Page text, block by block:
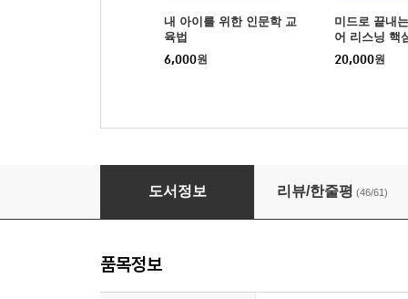
내 아이를 위한 인문학 교
육법
6,000원
미드로 끝내
어 리스닝 핵
tep2
20,000원
거인의 노트
도서정보 리뷰/한줄평 (46/61)
품목정보